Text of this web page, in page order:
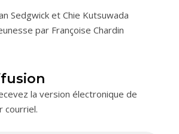
Sedgwick et Chie Kutsuwada
par Françoise Chardin
la version électronique de
courriel.